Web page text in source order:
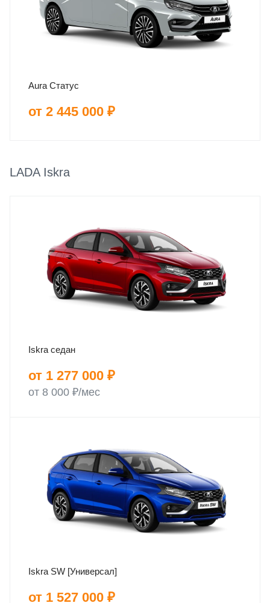
Aura Статус
от 2 445 000 ₽
LADA Iskra
Iskra седан
от 1 277 000 ₽
от 8 000 ₽/мес
Iskra SW [Универсал]
от 1 527 000 ₽